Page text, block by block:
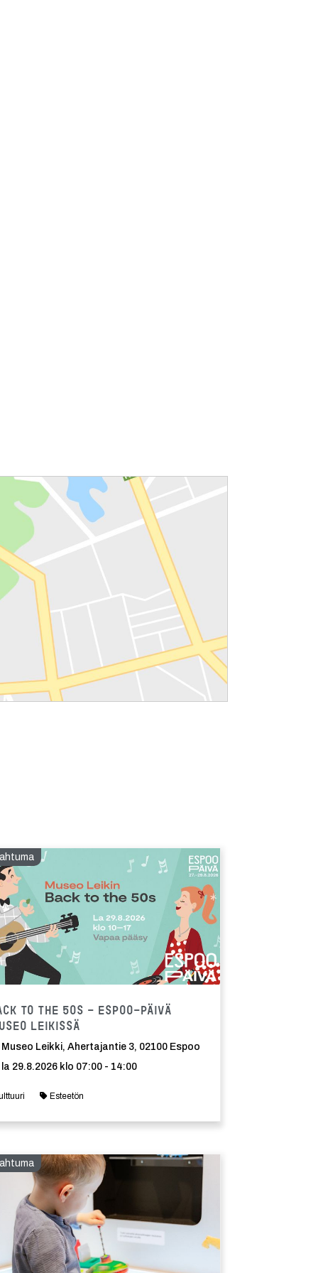
to the 50s - Espoo-päivä
Leikissä
Museo Leikki, Ahertajantie 3, 02100 Espoo
la 29.8.2026 klo 07:00 - 14:00
Esteetön